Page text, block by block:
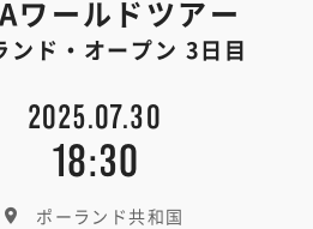
ワールドツアー
ンド・オープン 3日目
2025.07.30
18:30
ポーランド共和国